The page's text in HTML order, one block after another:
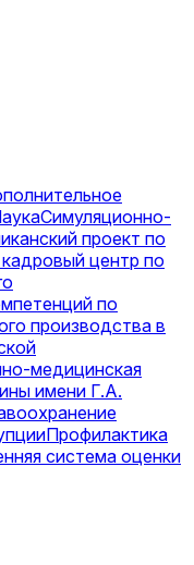
Симуляционно-
проект по
центр по
по
производства в
медицинская
имени Г.А.
Профилактика
система оценки